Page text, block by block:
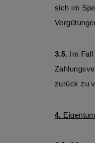
sich im
3.5.
Im
zurück zu
4.